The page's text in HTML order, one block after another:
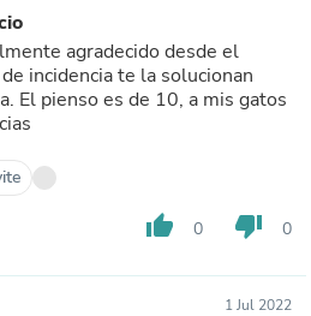
agradecido desde el
incidencia te la solucionan
El pienso es de 10, a mis gatos
thumb_up 0 thumb_down 0
1 Jul 2022